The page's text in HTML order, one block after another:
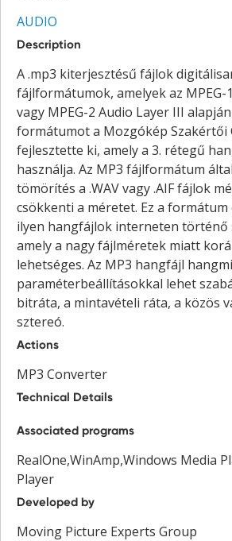
AUDIO
Description
A .mp3 kiterjesztésű fájlok
fájlformátumok, amelyek az MPEG-
vagy MPEG-2 Audio Layer III
formátumot a Mozgókép Szakértői
fejlesztette ki, amely a 3. rétegű
használja. Az MP3 fájlformátum
tömörítés a .WAV vagy .AIF fájlok
csökkenti a méretet. Ez a
ilyen hangfájlok interneten történő
amely a nagy fájlméretek miatt
lehetséges. Az MP3 hangfájl
paraméterbeállításokkal lehet
bitráta, a mintavételi ráta, a közös
sztereó.
Actions
MP3 Converter
Technical Details
Associated programs
RealOne,WinAmp,Windows Media
Player
Developed by
Moving Picture Experts Group